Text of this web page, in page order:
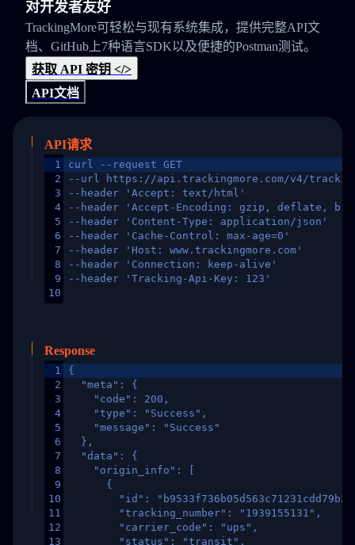
对开发者友好
TrackingMore可轻松与现有系统集成，提供完整API文
档、GitHub上7种语言SDK以及便捷的Postman测试。
获取 API 密钥 </>
API文档
API请求
1
2
3
4
5
6
7
8
9
10
curl --request GET
--url https://api.trackingmore.com/v4/trackings/
--header 'Accept: text/html'
--header 'Accept-Encoding: gzip, deflate,
--header 'Content-Type: application/json'
--header 'Cache-Control: max-age=0'
--header 'Host: www.trackingmore.com'
--header 'Connection: keep-alive'
--header 'Tracking-Api-Key: 123'
Response
1
2
3
4
5
6
7
8
9
10
11
12
13
{
  "meta": {
    "code": 200,
    "type": "Success",
    "message": "Success"
  },
  "data": {
    "origin_info": [
      {
"id":
        "tracking_number": "1939155131",
        "carrier_code": "ups",
        "status": "transit",